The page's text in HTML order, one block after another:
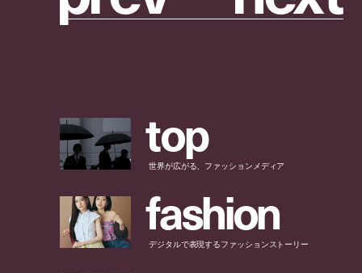
top
世界が広がる、ファッションメディア
fashion
デジタルで表現するファッションストーリー